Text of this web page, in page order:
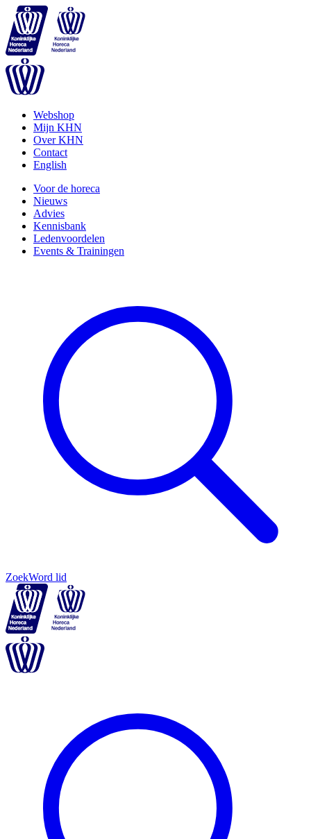
Webshop
Mijn KHN
Over KHN
Contact
English
Voor de horeca
Nieuws
Advies
Kennisbank
Ledenvoordelen
Events & Trainingen
ZoekWord lid